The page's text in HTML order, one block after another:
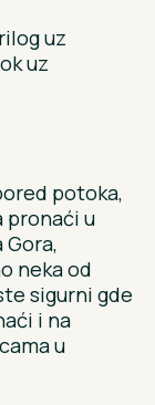
uz
uz
potoka,
pronaći u
Gora,
neka od
sigurni gde
i na
u